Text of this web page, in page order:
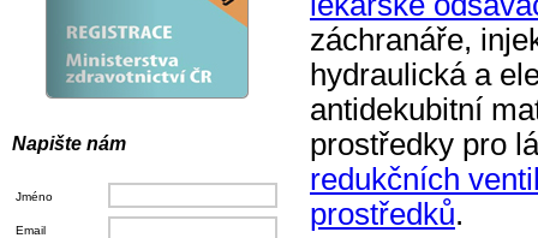
Napište nám
Jméno
Email
záchranáře,
hydraulická a
antidekubitní
prostředky pro
redukčních
prostředků.